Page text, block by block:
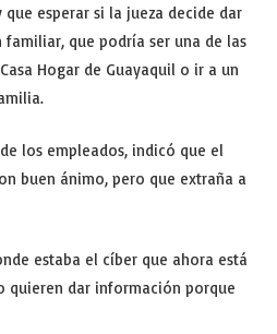
que esperar si la jueza decide dar
que podría ser una de las
Hogar de Guayaquil o ir a un
los empleados, indicó que el
buen ánimo, pero que extraña a
estaba el cíber que ahora está
quieren dar información porque